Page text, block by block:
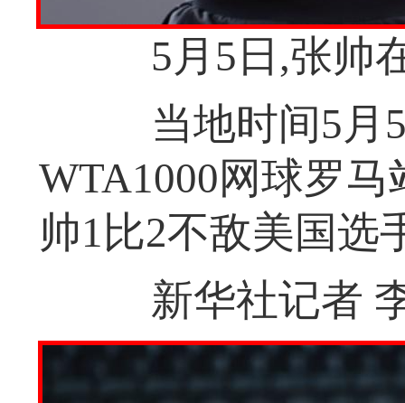
5月5日,张帅
当地时间5月5
WTA1000网球罗
帅1比2不敌美国选
新华社记者